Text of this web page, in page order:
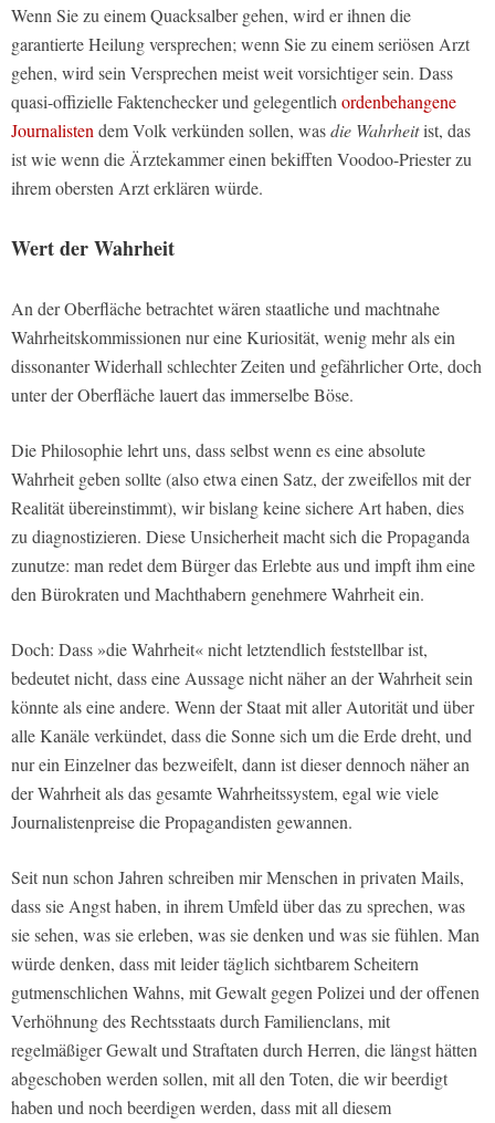
Wenn Sie zu einem Quacksalber gehen, wird er ihnen die
garantierte Heilung versprechen; wenn Sie zu einem seriösen Arzt
gehen, wird sein Versprechen meist weit vorsichtiger sein. Dass
quasi-offizielle Faktenchecker und gelegentlichordenbehangene
Journalistendem Volk verkünden sollen, wasdie Wahrheitist, das
ist wie wenn die Ärztekammer einen bekifften Voodoo-Priester zu
ihrem obersten Arzt erklären würde.
Wert der Wahrheit
An der Oberfläche betrachtet wären staatliche und machtnahe
Wahrheitskommissionen nur eine Kuriosität, wenig mehr als ein
dissonanter Widerhall schlechter Zeiten und gefährlicher Orte, doch
unter der Oberfläche lauert das immerselbe Böse.
Die Philosophie lehrt uns, dass selbst wenn es eine absolute
Wahrheit geben sollte (also etwa einen Satz, der zweifellos mit der
Realität übereinstimmt), wir bislang keine sichere Art haben, dies
zu diagnostizieren. Diese Unsicherheit macht sich die Propaganda
zunutze: man redet dem Bürger das Erlebte aus und impft ihm eine
den Bürokraten und Machthabern genehmere Wahrheit ein.
Doch: Dass »die Wahrheit« nicht letztendlich feststellbar ist,
bedeutet nicht, dass eine Aussage nicht näher an der Wahrheit sein
könnte als eine andere. Wenn der Staat mit aller Autorität und über
alle Kanäle verkündet, dass die Sonne sich um die Erde dreht, und
nur ein Einzelner das bezweifelt, dann ist dieser dennoch näher an
der Wahrheit als das gesamte Wahrheitssystem, egal wie viele
Journalistenpreise die Propagandisten gewannen.
Seit nun schon Jahren schreiben mir Menschen in privaten Mails,
dass sie Angst haben, in ihrem Umfeld über das zu sprechen, was
sie sehen, was sie erleben, was sie denken und was sie fühlen. Man
würde denken, dass mit leider täglich sichtbarem Scheitern
gutmenschlichen Wahns, mit Gewalt gegen Polizei und der offenen
Verhöhnung des Rechtsstaats durch Familienclans, mit
regelmäßiger Gewalt und Straftaten durch Herren, die längst hätten
abgeschoben werden sollen, mit all den Toten, die wir beerdigt
haben und noch beerdigen werden, dass mit all diesem